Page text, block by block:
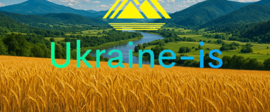
UKRAINE-IS
ПОДОРОЖI ПО УКРАЇНІ